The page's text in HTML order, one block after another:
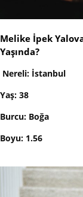
Melike İpek
Yaşında?
Nereli: İstanbul
Yaş: 38
Burcu: Boğa
Boyu: 1.56